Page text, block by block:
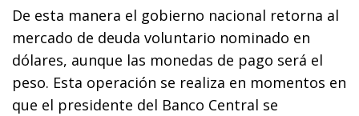
De esta manera el gobierno nacional retorna al
mercado de deuda voluntario nominado en
dólares, aunque las monedas de pago será el
peso. Esta operación se realiza en momentos en
que el presidente del Banco Central se